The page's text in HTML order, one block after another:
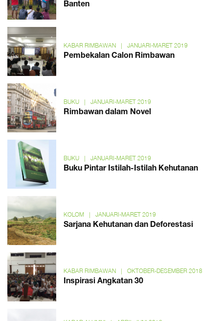
Banten
KABAR RIMBAWAN | JANUARI-MARET 2019
Pembekalan Calon Rimbawan
BUKU | JANUARI-MARET 2019
Rimbawan dalam Novel
BUKU | JANUARI-MARET 2019
Buku Pintar Istilah-Istilah Kehutanan
KOLOM | JANUARI-MARET 2019
Sarjana Kehutanan dan Deforestasi
KABAR RIMBAWAN | OKTOBER-DESEMBER 2018
Inspirasi Angkatan 30